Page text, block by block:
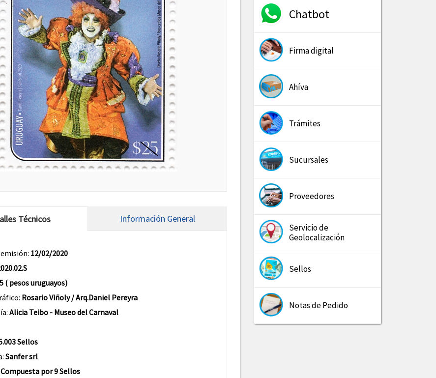
Técnicos Información General
12/02/2020
( pesos uruguayos)
Rosario Viñoly / Arq.Daniel Pereyra
Alicia Teibo - Museo del Carnaval
Sellos
Sanfer srl
Compuesta por 9 Sellos
Chatbot
Firma digital
Ahíva
Trámites
Sucursales
Proveedores
Servicio de
Geolocalización
Sellos
Notas de Pedido